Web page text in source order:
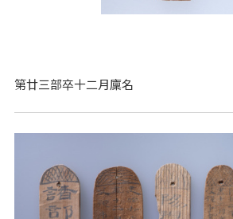
第廿三部卒十二月廩名